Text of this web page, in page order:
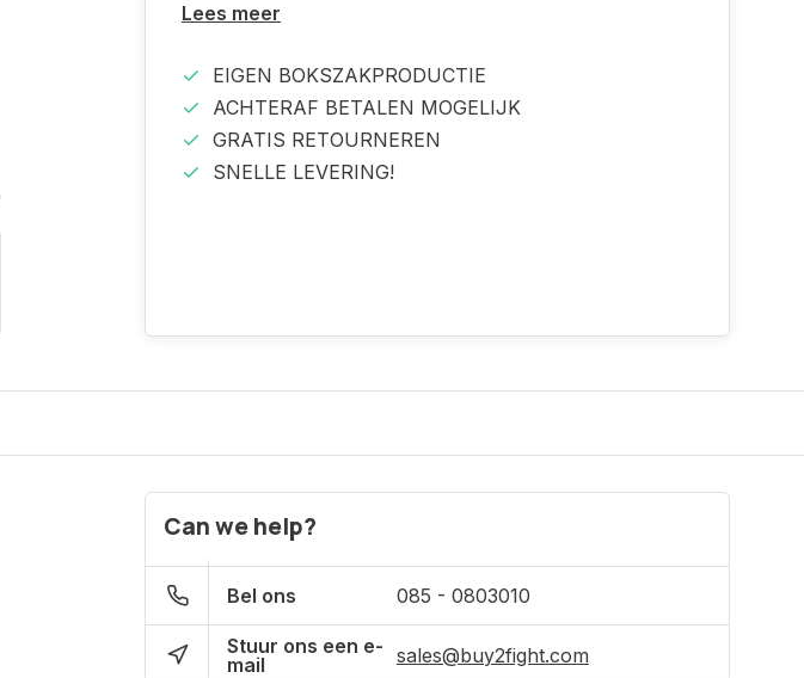
Lees meer
EIGEN BOKSZAKPRODUCTIE
ACHTERAF BETALEN MOGELIJK
GRATIS RETOURNEREN
SNELLE LEVERING!
Can we help?
Bel ons 085 - 0803010
Stuur ons een e-
mail
sales@buy2fight.com